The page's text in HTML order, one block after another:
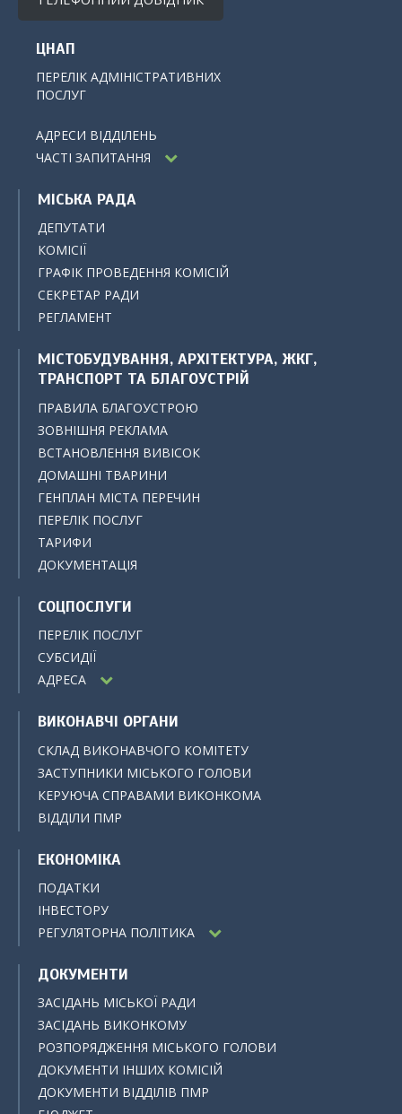
ЦНАП
ПЕРЕЛІК АДМІНІСТРАТИВНИХ
ПОСЛУГ
АДРЕСИ ВІДДІЛЕНЬ
ЧАСТІ ЗАПИТАННЯ
МІСЬКА РАДА
ДЕПУТАТИ
КОМІСІЇ
ГРАФІК ПРОВЕДЕННЯ КОМІСІЙ
СЕКРЕТАР РАДИ
РЕГЛАМЕНТ
МІСТОБУДУВАННЯ, АРХІТЕКТУРА, ЖКГ,
ТРАНСПОРТ ТА БЛАГОУСТРІЙ
ПРАВИЛА БЛАГОУСТРОЮ
ЗОВНІШНЯ РЕКЛАМА
ВСТАНОВЛЕННЯ ВИВІСОК
ДОМАШНІ ТВАРИНИ
ГЕНПЛАН МІСТА ПЕРЕЧИН
ПЕРЕЛІК ПОСЛУГ
ТАРИФИ
ДОКУМЕНТАЦІЯ
СОЦПОСЛУГИ
ПЕРЕЛІК ПОСЛУГ
СУБСИДІЇ
АДРЕСА
ВИКОНАВЧІ ОРГАНИ
СКЛАД ВИКОНАВЧОГО КОМІТЕТУ
ЗАСТУПНИКИ МІСЬКОГО ГОЛОВИ
КЕРУЮЧА СПРАВАМИ ВИКОНКОМА
ВІДДІЛИ ПМР
ЕКОНОМІКА
ПОДАТКИ
ІНВЕСТОРУ
РЕГУЛЯТОРНА ПОЛІТИКА
ДОКУМЕНТИ
ЗАСІДАНЬ МІСЬКОЇ РАДИ
ЗАСІДАНЬ ВИКОНКОМУ
РОЗПОРЯДЖЕННЯ МІСЬКОГО ГОЛОВИ
ДОКУМЕНТИ ІНШИХ КОМІСІЙ
ДОКУМЕНТИ ВІДДІЛІВ ПМР